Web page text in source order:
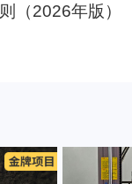
则（2026年版）